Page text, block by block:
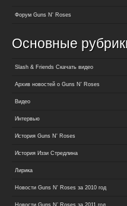
Форум Guns N' Roses
Основные
Slash & Friends Скачать видео
Архив новостей о Guns N' Roses
Видео
Интервью
История Guns N' Roses
История Иззи Стредлина
Лирика
Новости Guns N' Roses за 2010 год